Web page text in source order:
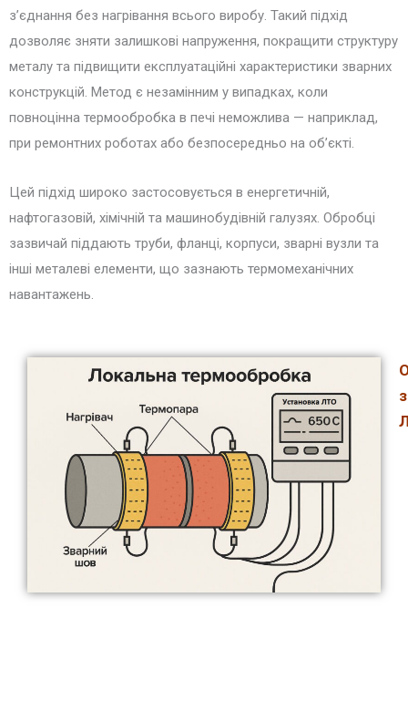
з’єднання без нагрівання всього виробу. Такий підхід
дозволяє зняти залишкові напруження, покращити структуру
металу та підвищити експлуатаційні характеристики зварних
конструкцій. Метод є незамінним у випадках, коли
повноцінна термообробка в печі неможлива — наприклад,
при ремонтних роботах або безпосередньо на об’єкті.
Цей підхід широко застосовується в енергетичній,
нафтогазовій, хімічній та машинобудівній галузях. Обробці
зазвичай піддають труби, фланці, корпуси, зварні вузли та
інші металеві елементи, що зазнають термомеханічних
навантажень.